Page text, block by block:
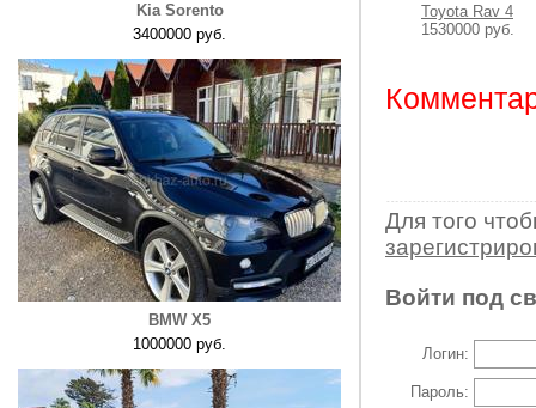
Kia Sorento
3400000 руб.
BMW X5
1000000 руб.
Toyota Rav 4
1530000 руб.
Для того
Войти под
Логин:
Пароль: